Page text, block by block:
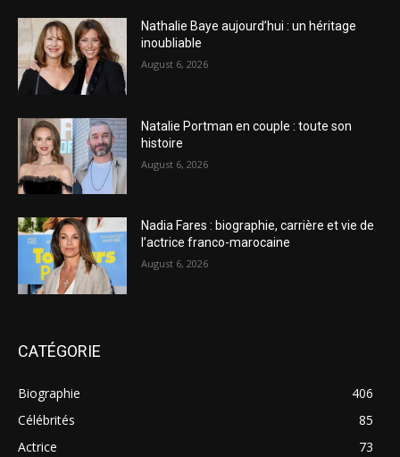
Nathalie Baye aujourd’hui : un héritage
inoubliable
August 6, 2026
Natalie Portman en couple : toute son
histoire
August 6, 2026
Nadia Fares : biographie, carrière et vie de
l’actrice franco-marocaine
August 6, 2026
CATÉGORIE
Biographie
406
Célébrités
85
Actrice
73